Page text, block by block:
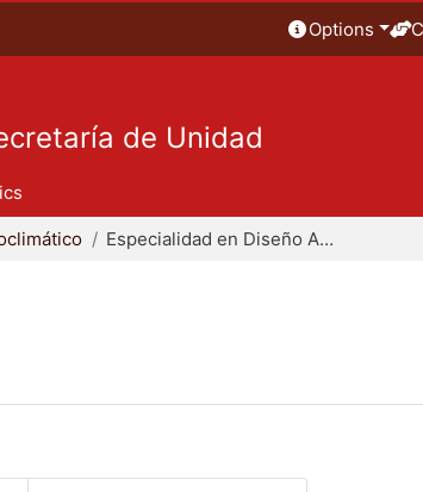
Options
de Unidad
Especialidad en Diseño Ambiental